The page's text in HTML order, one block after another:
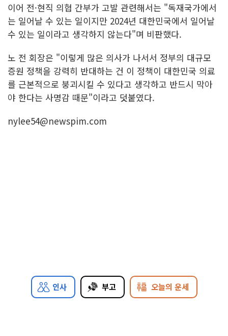
이어 전·현직 의협 간부가 고발 관련해서는 "독재국가에서
는 일어날 수 있는 일이지만 2024년 대한민국에서 일어날
수 있는 일이라고 생각하지 않는다"며 비판했다.
노 전 회장은 "이렇게 많은 의사가 나서서 정부의 대규모
증원 정책을 강력히 반대하는 건 이 정책이 대한민국 의료
를 근본적으로 붕괴시킬 수 있다고 생각하고 반드시 막아
야 한다는 사명감 때문"이라고 덧붙였다.
nylee54@newspim.com
인사 부고 오늘의 운세